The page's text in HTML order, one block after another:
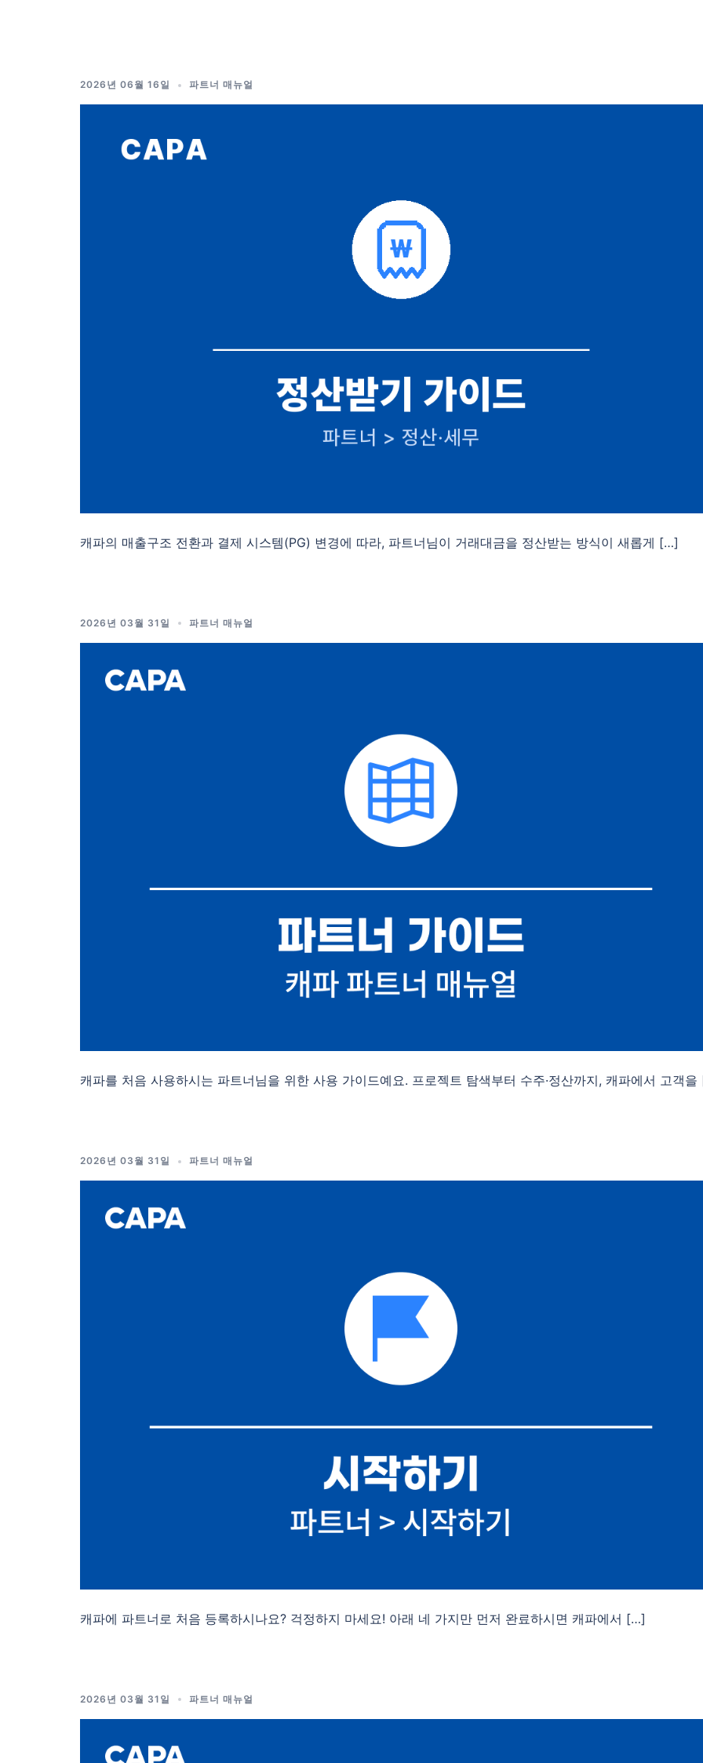
2026년 06월 16일 파트너 매뉴얼
캐파의 매출구조 전환과 결제 시스템(PG) 변경에 따라, 파트너님이 거래대금을 정산받는 방식이 새롭게 […]
2026년 03월 31일 파트너 매뉴얼
캐파를 처음 사용하시는 파트너님을 위한 사용 가이드예요. 프로젝트 탐색부터 수주·정산까지, 캐파에서 고객
2026년 03월 31일 파트너 매뉴얼
캐파에 파트너로 처음 등록하시나요? 걱정하지 마세요! 아래 네 가지만 먼저 완료하시면 캐파에서 […]
2026년 03월 31일 파트너 매뉴얼